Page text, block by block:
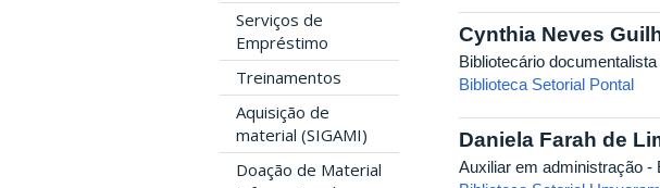
Serviços de
Empréstimo
Treinamentos
Aquisição de
material (SIGAMI)
Doação de Material
Cynthia Neves
Bibliotecário
Biblioteca Setorial Pontal
Daniela Farah de
Auxiliar em administração -